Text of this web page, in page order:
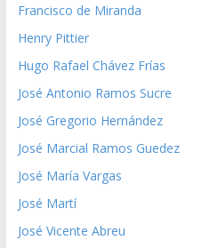
Francisco de Miranda
Henry Pittier
Hugo Rafael Chávez Frías
José Antonio Ramos Sucre
José Gregorio Hernández
José Marcial Ramos Guedez
José María Vargas
José Martí
José Vicente Abreu